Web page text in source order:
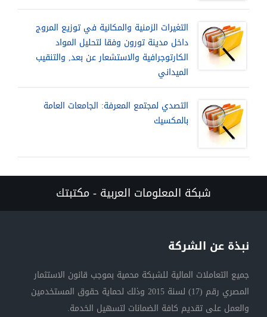
التغيرات الزمنية والمكانية في توزيع المروج
داخل مدينة تورون وفقا لتحليل المواد
الكارتوجرافية والاستشعار عن بعد, والتنقيب
الميداني
التصدي لمجتمع المعرفة: الجامعات العامة
بالمكسيك
شبكة المعلومات العربية - مكتبتك
نبذة عن الشركة
جميع التعاملات المالية للشبكة محمية بموجب قانون الاستثمار
المصري رقم (17) لسنة 2015 وذلك لحماية حقوق المستخدمين
والعمل على تقديم كافة الضمانات لتسهيل الخدمة.